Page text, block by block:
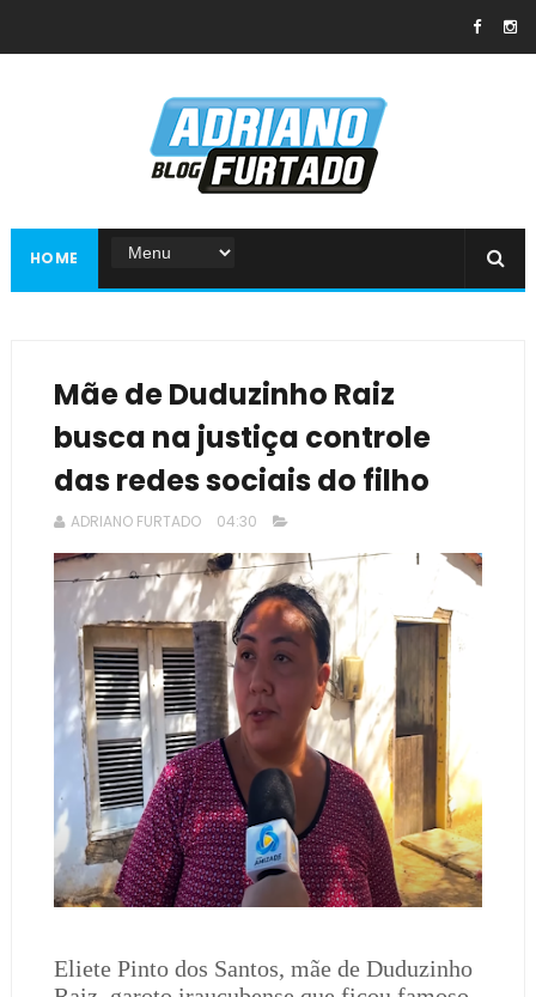
HOME
Mãe de Duduzinho Raiz
busca na justiça controle
das redes sociais do filho
ADRIANO FURTADO 04:30
Eliete Pinto dos Santos, mãe de Duduzinho